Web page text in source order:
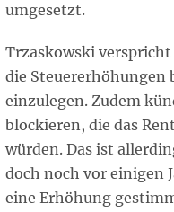
umgesetzt.
Trzaskowski verspricht
die Steuererhöhungen
einzulegen. Zudem
blockieren, die das
würden. Das ist
doch noch vor einigen
eine Erhöhung